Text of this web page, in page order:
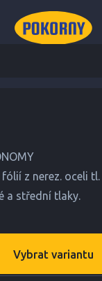
z nerez. oceli
a střední tlaky.
Vybrat variantu